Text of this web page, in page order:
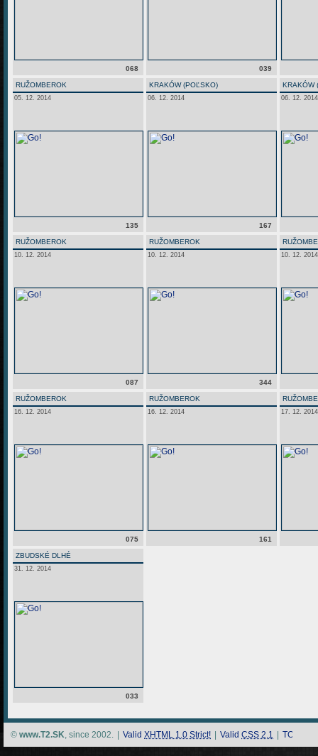
068 039
RUŽOMBEROK
05. 12. 2014
135
KRAKÓW (POĽSKO)
06. 12. 2014
167
KRAKÓW
06. 12. 2014
RUŽOMBEROK
10. 12. 2014
087
RUŽOMBEROK
10. 12. 2014
344
10. 12. 2014
RUŽOMBEROK
16. 12. 2014
075
RUŽOMBEROK
16. 12. 2014
161
17. 12. 2014
ZBUDSKÉ DLHÉ
31. 12. 2014
033
© www.T2.SK, since 2002. Valid XHTML 1.0 Strict! Valid CSS 2.1